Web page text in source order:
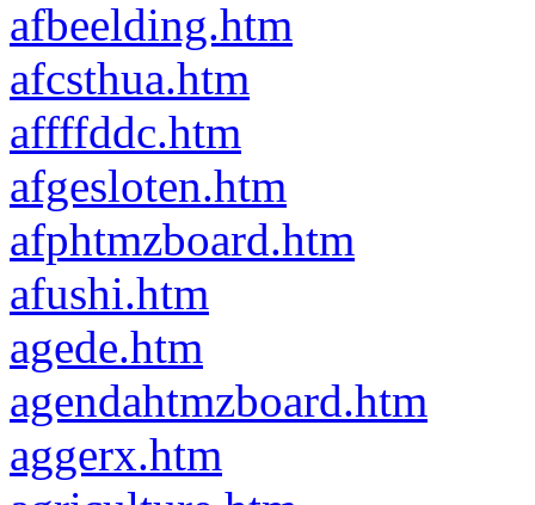
afbeelding.htm
afcsthua.htm
affffddc.htm
afgesloten.htm
afphtmzboard.htm
afushi.htm
agede.htm
agendahtmzboard.htm
aggerx.htm